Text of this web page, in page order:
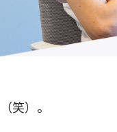
笑）。